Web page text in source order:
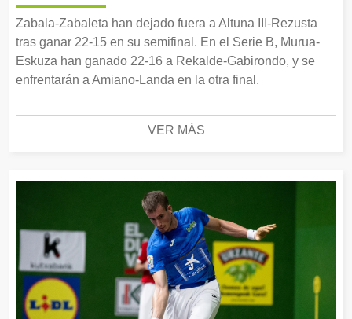
Zabala-Zabaleta han dejado fuera a Altuna III-Rezusta
tras ganar 22-15 en su semifinal. En el Serie B, Murua-
Eskuza han ganado 22-16 a Rekalde-Gabirondo, y se
enfrentarán a Amiano-Landa en la otra final.
VER MÁS